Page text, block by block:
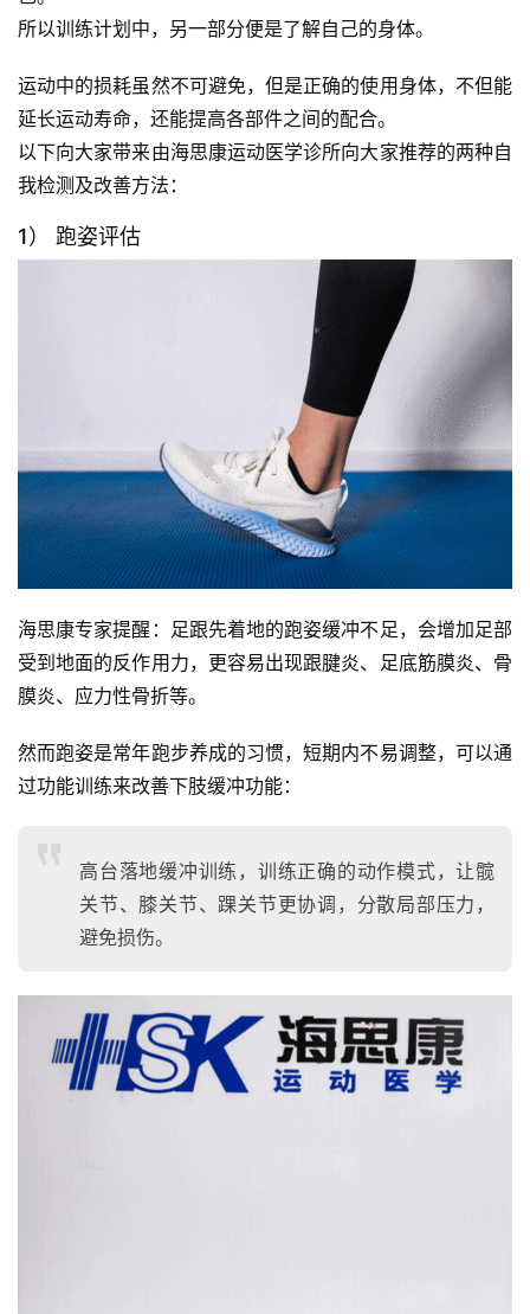
选
动
集
所以训练计划中，另一部分便是了解自己的身体。
运动中的损耗虽然不可避免，但是正确的使用身体，不但能
延长运动寿命，还能提高各部件之间的配合。
以下向大家带来由海思康运动医学诊所向大家推荐的两种自
我检测及改善方法：
1） 跑姿评估
海思康专家提醒：足跟先着地的跑姿缓冲不足，会增加足部
受到地面的反作用力，更容易出现跟腱炎、足底筋膜炎、骨
膜炎、应力性骨折等。
然而跑姿是常年跑步养成的习惯，短期内不易调整，可以通
过功能训练来改善下肢缓冲功能：
高台落地缓冲训练，训练正确的动作模式，让髋
关节、膝关节、踝关节更协调，分散局部压力，
避免损伤。